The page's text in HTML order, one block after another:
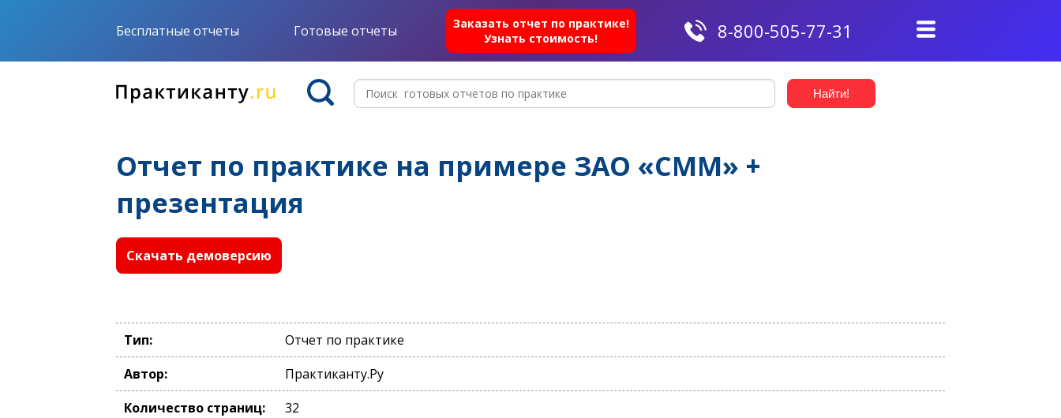
Бесплатные отчеты Готовые отчеты
Заказать отчет по практике!
Узнать стоимость!
8-800-505-77-31
Отчет по практике на примере ЗАО «СММ» +
презентация
Скачать демоверсию
Тип:
Отчет по практике
Автор:
Практиканту.Ру
Количество страниц:
32